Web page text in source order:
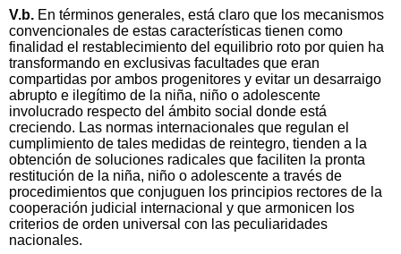
V.b. En términos generales, está claro que los mecanismos
convencionales de estas características tienen como
finalidad el restablecimiento del equilibrio roto por quien ha
transformando en exclusivas facultades que eran
compartidas por ambos progenitores y evitar un desarraigo
abrupto e ilegítimo de la niña, niño o adolescente
involucrado respecto del ámbito social donde está
creciendo. Las normas internacionales que regulan el
cumplimiento de tales medidas de reintegro, tienden a la
obtención de soluciones radicales que faciliten la pronta
restitución de la niña, niño o adolescente a través de
procedimientos que conjuguen los principios rectores de la
cooperación judicial internacional y que armonicen los
criterios de orden universal con las peculiaridades
nacionales.